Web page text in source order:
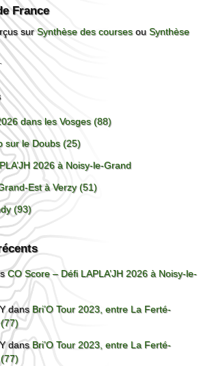
France
surSynthèse des coursesouSynthèse
.
dans les Vosges (88)
sur le Doubs (25)
2026 à Noisy-le-Grand
Est à Verzy (51)
(93)
CO Score – Défi LAPLA’JH 2026 à Noisy-le-
dansBri’O Tour 2023, entre La Ferté-
dansBri’O Tour 2023, entre La Ferté-